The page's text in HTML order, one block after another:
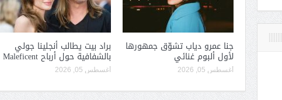
جنا عمرو دياب تشوّق جمهورها
لأول ألبوم غنائي
أغسطس 05, 2026
براد بيت يطالب أنجلينا جولي
بالشفافية حول أرباح Maleficent
أغسطس 05, 2026